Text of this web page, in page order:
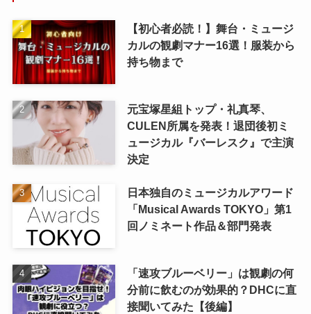
【初心者必読！】舞台・ミュージ
カルの観劇マナー16選！服装から
持ち物まで
元宝塚星組トップ・礼真琴、
CULEN所属を発表！退団後初ミ
ュージカル『バーレスク』で主演
決定
日本独自のミュージカルアワード
「Musical Awards TOKYO」第1
回ノミネート作品＆部門発表
「速攻ブルーベリー」は観劇の何
分前に飲むのが効果的？DHCに直
接聞いてみた【後編】